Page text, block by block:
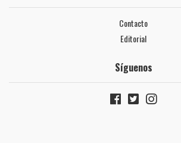
Contacto
Editorial
Síguenos